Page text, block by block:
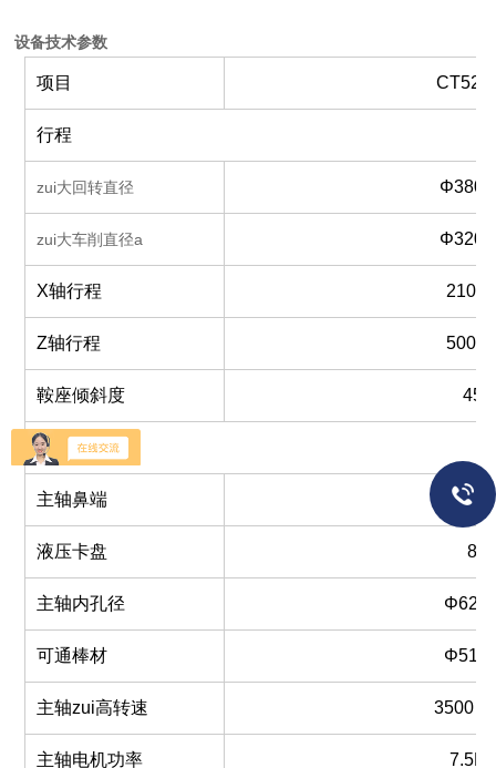
设备技术参数
项目 CT52-
行程
zui大回转直径
zui大车削直径a
X轴行程
Z轴行程
鞍座倾斜度 45°
主轴
主轴鼻端 A2-6
液压卡盘 8″
主轴内孔径
可通棒材
主轴zui高转速 3500 r/
主轴电机功率